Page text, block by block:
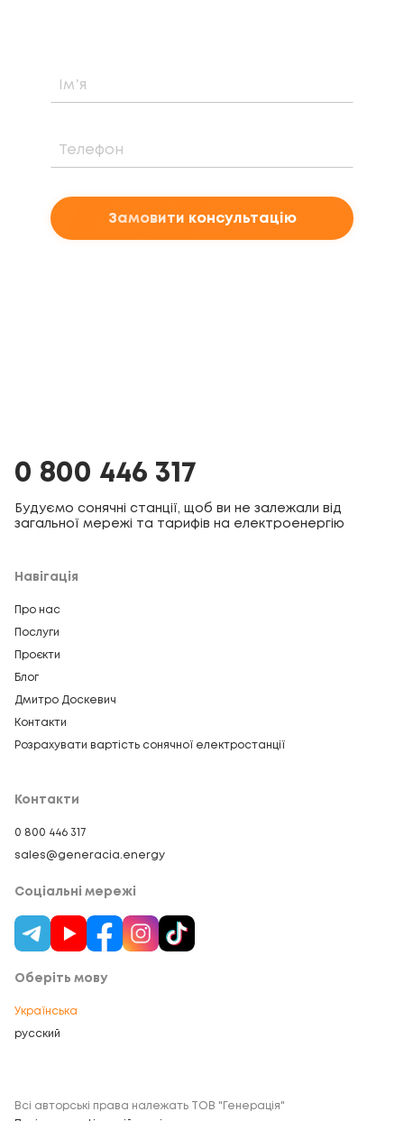
Замовити консультацію
0 800 446 317
Будуємо сонячні станції, щоб ви не залежали від
загальної мережі та тарифів на електроенергію
Навігація
Про нас
Послуги
Проєкти
Блог
Дмитро Доскевич
Контакти
Розрахувати вартість сонячної електростанції
Контакти
0 800 446 317
sales@generacia.energy
Соціальні мережі
Оберіть мову
Українська
русский
Всі авторські права належать ТОВ "Генерація"